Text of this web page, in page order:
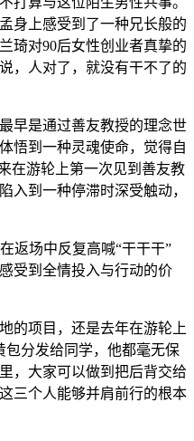
身上感受到了一种兄长般的
琦对90后女性创业者真挚的
，人对了，就没有干不了的
早是通过善友教授的理念世
悟到一种灵魂使命，觉得自
在游轮上第一次见到善友教
入到一种停滞时深受触动，
返场中反复高喊“干干干”
受到全情投入与行动的价
的项目，还是去年在游轮上
包分发给同学，他都毫无保
，大家可以做到把后背交给
三个人能够并肩前行的根本